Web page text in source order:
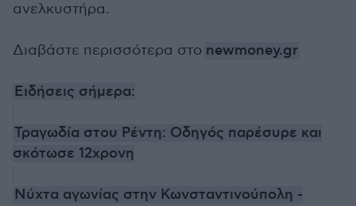
ανελκυστήρα.
Διαβάστε περισσότερα στο newmoney.gr
Ειδήσεις σήμερα:
Τραγωδία στου Ρέντη: Οδηγός παρέσυρε και
σκότωσε 12χρονη
Νύχτα αγωνίας στην Κωνσταντινούπολη -